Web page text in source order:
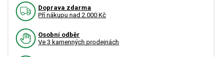
Doprava zdarma
Pří nákupu nad 2.000 Kč
Osobní odběr
Ve 3 kamenných prodejnách